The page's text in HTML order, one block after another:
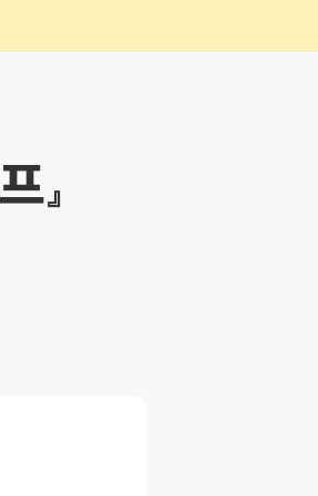
』